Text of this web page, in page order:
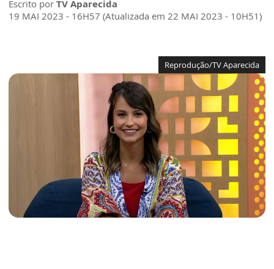
Escrito por TV Aparecida
19 MAI 2023 - 16H57 (Atualizada em 22 MAI 2023 - 10H51)
Reprodução/TV Aparecida